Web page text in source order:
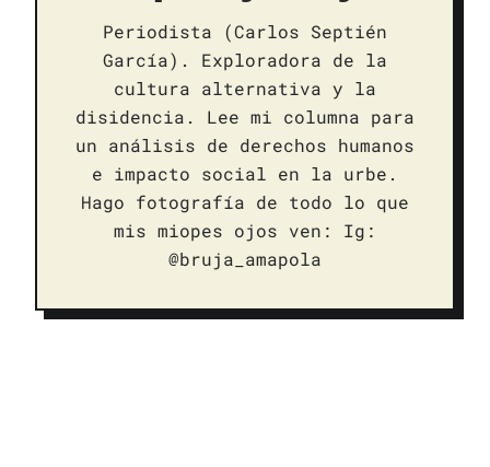
Periodista (Carlos Septién
García). Exploradora de la
cultura alternativa y la
disidencia. Lee mi columna para
un análisis de derechos humanos
e impacto social en la urbe.
Hago fotografía de todo lo que
mis miopes ojos ven: Ig:
@bruja_amapola